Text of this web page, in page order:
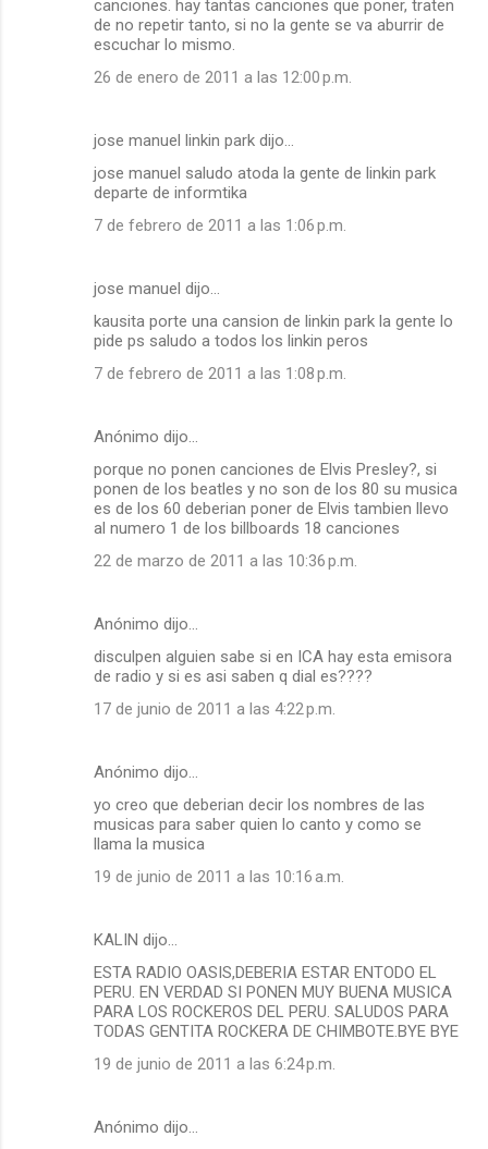
canciones. hay tantas canciones que poner, traten
de no repetir tanto, si no la gente se va aburrir de
escuchar lo mismo.
26 de enero de 2011 a las 12:00 p.m.
jose manuel linkin park dijo…
jose manuel saludo atoda la gente de linkin park
departe de informtika
7 de febrero de 2011 a las 1:06 p.m.
jose manuel dijo…
kausita porte una cansion de linkin park la gente lo
pide ps saludo a todos los linkin peros
7 de febrero de 2011 a las 1:08 p.m.
Anónimo dijo…
porque no ponen canciones de Elvis Presley?, si
ponen de los beatles y no son de los 80 su musica
es de los 60 deberian poner de Elvis tambien llevo
al numero 1 de los billboards 18 canciones
22 de marzo de 2011 a las 10:36 p.m.
Anónimo dijo…
disculpen alguien sabe si en ICA hay esta emisora
de radio y si es asi saben q dial es????
17 de junio de 2011 a las 4:22 p.m.
Anónimo dijo…
yo creo que deberian decir los nombres de las
musicas para saber quien lo canto y como se
llama la musica
19 de junio de 2011 a las 10:16 a.m.
KALIN dijo…
ESTA RADIO OASIS,DEBERIA ESTAR ENTODO EL
PERU. EN VERDAD SI PONEN MUY BUENA MUSICA
PARA LOS ROCKEROS DEL PERU. SALUDOS PARA
TODAS GENTITA ROCKERA DE CHIMBOTE.BYE BYE
19 de junio de 2011 a las 6:24 p.m.
Anónimo dijo…